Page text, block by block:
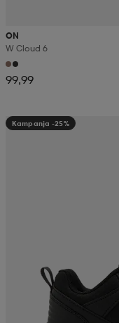
ON
W Cloud 6
99,99
Kampanja -25%